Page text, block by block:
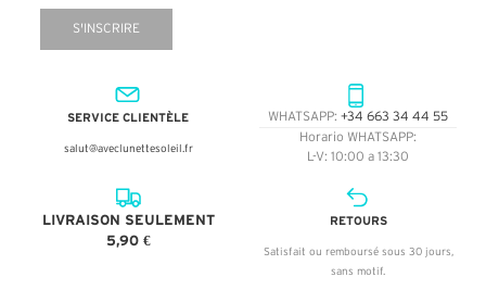
S'INSCRIRE
SERVICE CLIENTÈLE
salut@aveclunettesoleil.fr
WHATSAPP: +34 663 34 44 55
Horario WHATSAPP:
L-V: 10:00 a 13:30
LIVRAISON SEULEMENT
5,90 €
RETOURS
Satisfait ou remboursé sous 30 jours,
sans motif.